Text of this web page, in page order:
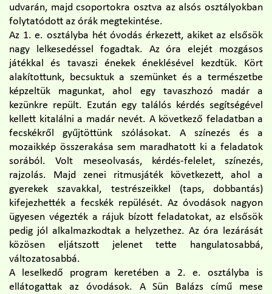
udvarán, majd csoportokra osztva az alsós osztályokban
folytatódott az órák megtekintése.
Az 1. e. osztályba hét óvodás érkezett, akiket az elsősök
nagy lelkesedéssel fogadtak. Az óra elejét mozgásos
játékkal és tavaszi énekek éneklésével kezdtük. Kört
alakítottunk, becsuktuk a szemünket és a természetbe
képzeltük magunkat, ahol egy tavaszhozó madár a
kezünkre repült. Ezután egy találós kérdés segítségével
kellett kitalálni a madár nevét. A következő feladatban a
fecskékről gyűjtöttünk szólásokat. A színezés és a
mozaikkép összerakása sem maradhatott ki a feladatok
sorából. Volt meseolvasás, kérdés-felelet, színezés,
rajzolás. Majd zenei ritmusjáték következett, ahol a
gyerekek szavakkal, testrészeikkel (taps, dobbantás)
kifejezhették a fecskék repülését. Az óvodások nagyon
ügyesen végezték a rájuk bízott feladatokat, az elsősök
pedig jól alkalmazkodtak a helyzethez. Az óra lezárását
közösen eljátszott jelenet tette hangulatosabbá,
változatosabbá.
A leselkedő program keretében a 2. e. osztályba is
ellátogattak az óvodások. A Sün Balázs című mese